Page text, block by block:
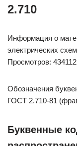
2.710
Информация о
электрических
Просмотров: 434112
Обозначения
ГОСТ 2.710-81
Буквенные